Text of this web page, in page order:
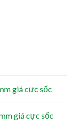
giá cực sốc
giá cực sốc